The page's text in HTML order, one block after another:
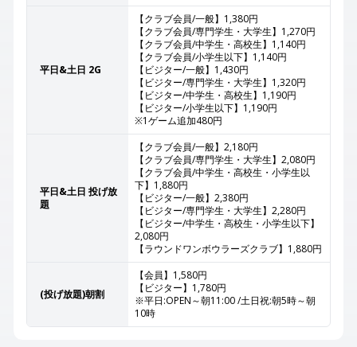
平日&土日 2G
【クラブ会員/一般】1,380円
【クラブ会員/専門学生・大学生】1,270円
【クラブ会員/中学生・高校生】1,140円
【クラブ会員/小学生以下】1,140円
【ビジター/一般】1,430円
【ビジター/専門学生・大学生】1,320円
【ビジター/中学生・高校生】1,190円
【ビジター/小学生以下】1,190円
※1ゲーム追加480円
平日&土日 投げ放
題
【クラブ会員/一般】2,180円
【クラブ会員/専門学生・大学生】2,080円
【クラブ会員/中学生・高校生・小学生以
下】1,880円
【ビジター/一般】2,380円
【ビジター/専門学生・大学生】2,280円
【ビジター/中学生・高校生・小学生以下】
2,080円
【ラウンドワンボウラーズクラブ】1,880円
(投げ放題)朝割
【会員】1,580円
【ビジター】1,780円
※平日:OPEN～朝11:00 /土日祝:朝5時～朝
10時